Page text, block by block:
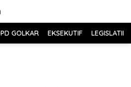
GOLKAR EKSEKUTIF LEGISLATIF